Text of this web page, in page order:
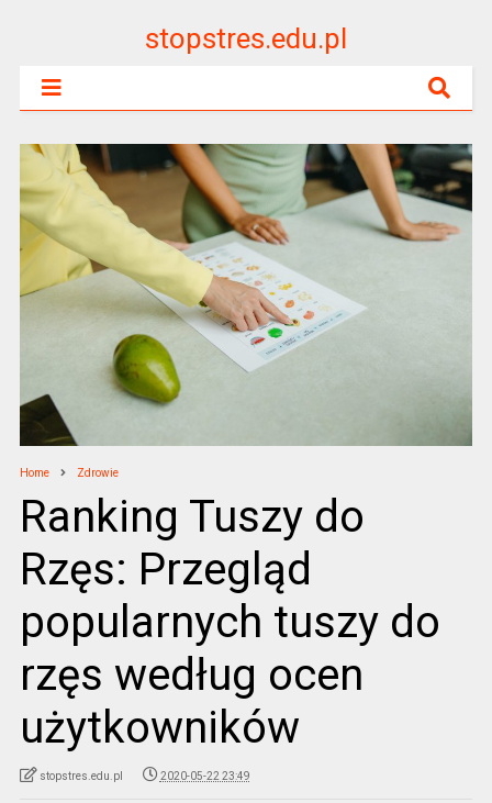
stopstres.edu.pl
Home Zdrowie
Ranking Tuszy do
Rzęs: Przegląd
popularnych tuszy do
rzęs według ocen
użytkowników
stopstres.edu.pl 2020-05-22 23:49